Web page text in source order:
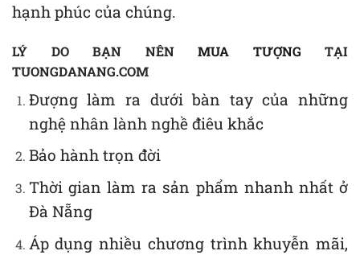
hạnh phúc của chúng.
LÝ DO BẠN NÊN MUA TƯỢNG TẠI
TUONGDANANG.COM
Đượng làm ra dưới bàn tay của những
nghệ nhân lành nghề điêu khắc
Bảo hành trọn đời
Thời gian làm ra sản phẩm nhanh nhất ở
Đà Nẵng
Áp dụng nhiều chương trình khuyễn mãi,